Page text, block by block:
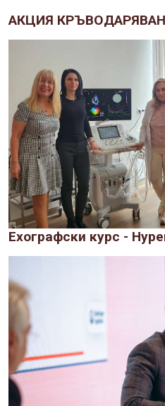
АКЦИЯ
Ехографски курс -